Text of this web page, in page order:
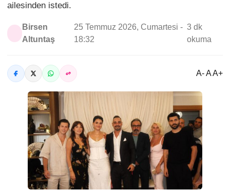
ailesinden istedi.
Birsen
Altuntaş
25 Temmuz 2026, Cumartesi -
18:32
3 dk
okuma
A- A A+